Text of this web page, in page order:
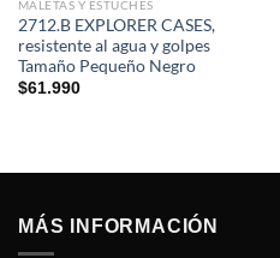
MALETAS Y ESTUCHES
2712.B EXPLORER CASES,
resistente al agua y golpes
Tamaño Pequeño Negro
$61.990
MÁS INFORMACIÓN